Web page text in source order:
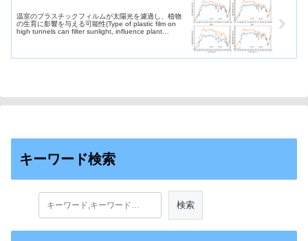
温室のプラスチックフィルムが太陽光を濾過し、植物
の生育に影響を与える可能性(Type of plastic film on
high tunnels can filter sunlight, influence plant
キーワード検索